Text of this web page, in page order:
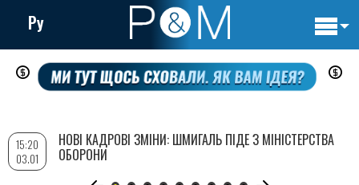
Перейти
до
вмісту
Ру
15:20
03.01
НОВІ КАДРОВІ ЗМІНИ: ШМИГАЛЬ ПІДЕ З МІНІСТЕРСТВА
ОБОРОНИ